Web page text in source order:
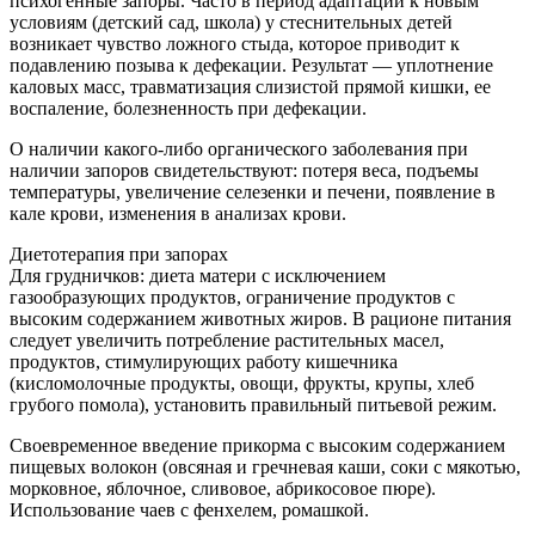
условиям (детский сад, школа) у стеснительных детей
возникает чувство ложного стыда, которое приводит к
подавлению позыва к дефекации. Результат — уплотнение
каловых масс, травматизация слизистой прямой кишки, ее
воспаление, болезненность при дефекации.
О наличии какого-либо органического заболевания при
наличии запоров свидетельствуют: потеря веса, подъемы
температуры, увеличение селезенки и печени, появление в
кале крови, изменения в анализах крови.
Диетотерапия при запорах
Для грудничков: диета матери с исключением
газообразующих продуктов, ограничение продуктов с
высоким содержанием животных жиров. В рационе питания
следует увеличить потребление растительных масел,
продуктов, стимулирующих работу кишечника
(кисломолочные продукты, овощи, фрукты, крупы, хлеб
грубого помола), установить правильный питьевой режим.
Своевременное введение прикорма с высоким содержанием
пищевых волокон (овсяная и гречневая каши, соки с мякотью,
морковное, яблочное, сливовое, абрикосовое пюре).
Использование чаев с фенхелем, ромашкой.